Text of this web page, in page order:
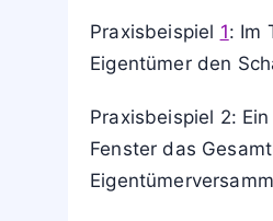
Praxisbeispiel 1: Im
Eigentümer den
Praxisbeispiel 2:
Fenster das